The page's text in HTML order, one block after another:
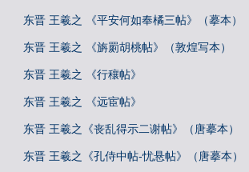
东晋 王羲之 《平安何如奉橘三帖》（摹本）
东晋 王羲之 《旃罽胡桃帖》（敦煌写本）
东晋 王羲之 《行穰帖》
东晋 王羲之 《远宦帖》
东晋 王羲之《丧乱得示二谢帖》（唐摹本）
东晋 王羲之《孔侍中帖-忧悬帖》（唐摹本）